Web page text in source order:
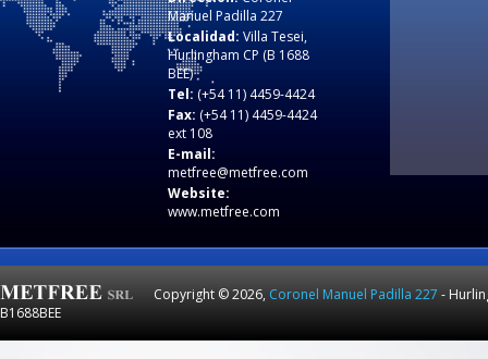
Manuel Padilla 227
Localidad: Villa Tesei,
Hurlingham CP (B 1688
BEE)
Tel: (+54 11) 4459-4424
Fax: (+54 11) 4459-4424
ext 108
E-mail:
metfree@metfree.com
Website:
www.metfree.com
Copyright © 2026, Coronel Manuel Padilla 227 -
B1688BEE